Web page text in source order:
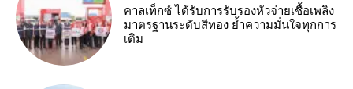
คาลเท็กซ์ ได้รับการรับรองหัวจ่ายเชื้อเพลิง
มาตรฐานระดับสีทอง ย้ำความมั่นใจทุกการ
เติม